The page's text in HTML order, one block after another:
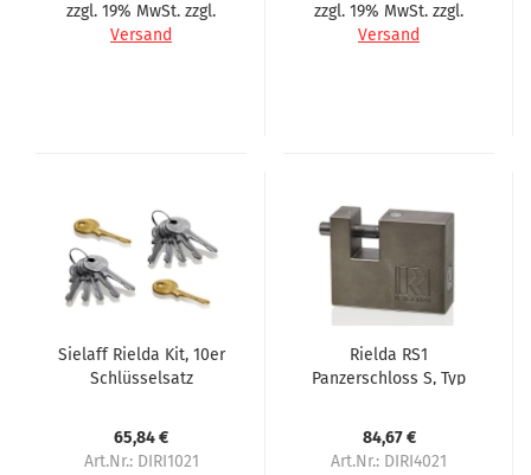
zzgl. 19% MwSt. zzgl.
Versand
zzgl. 19% MwSt. zzgl.
Versand
Sielaff Rielda Kit, 10er
Schlüsselsatz
65,84 €
Art.Nr.: DIRI1021
Rielda RS1
Panzerschloss S, Typ
84,67 €
Art.Nr.: DIRI4021